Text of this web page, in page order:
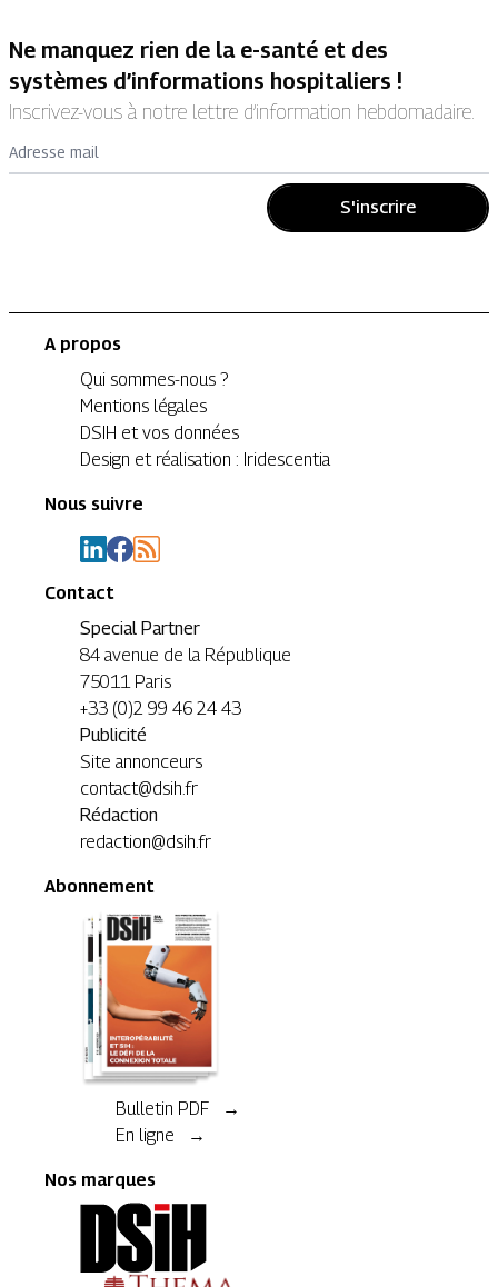
Ne manquez rien de la e-santé et des
systèmes d’informations hospitaliers !
Inscrivez-vous à notre lettre d’information hebdomadaire.
Adresse mail
S'inscrire
A propos
Qui sommes-nous ?
Mentions légales
DSIH et vos données
Design et réalisation : Iridescentia
Nous suivre
Contact
Special Partner
84 avenue de la République
75011 Paris
+33 (0)2 99 46 24 43
Publicité
Site annonceurs
contact@dsih.fr
Rédaction
redaction@dsih.fr
Abonnement
Bulletin PDF →
En ligne →
Nos marques